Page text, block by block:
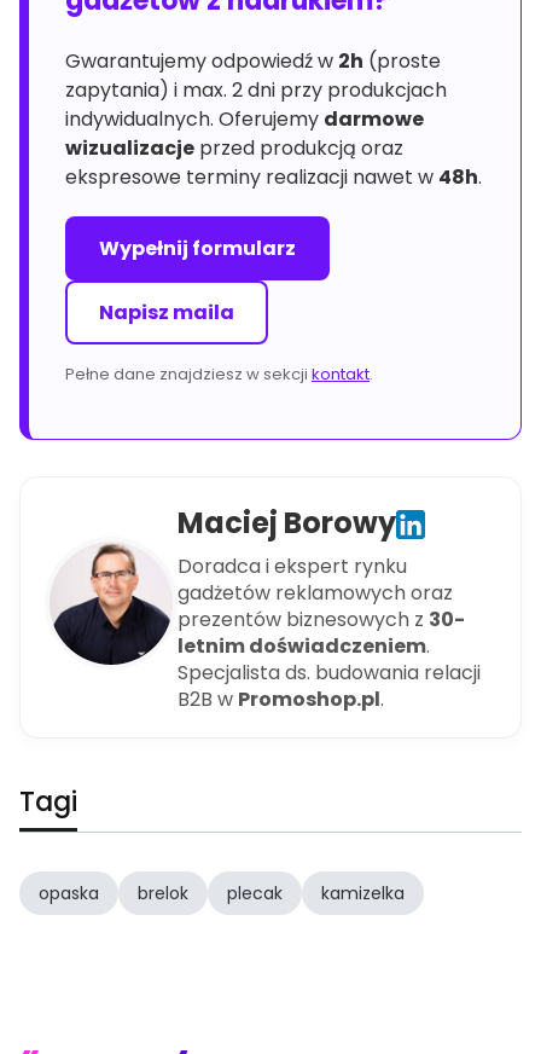
Gwarantujemy odpowiedź w 2h (proste
zapytania) i max. 2 dni przy produkcjach
indywidualnych. Oferujemy darmowe
wizualizacje przed produkcją oraz
ekspresowe terminy realizacji nawet w 48h.
Wypełnij formularz
Napisz maila
Pełne dane znajdziesz w sekcji kontakt.
Maciej Borowy
Doradca i ekspert rynku
gadżetów reklamowych oraz
prezentów biznesowych z 30-
letnim doświadczeniem.
Specjalista ds. budowania relacji
B2B w Promoshop.pl.
Tagi
opaska brelok plecak kamizelka